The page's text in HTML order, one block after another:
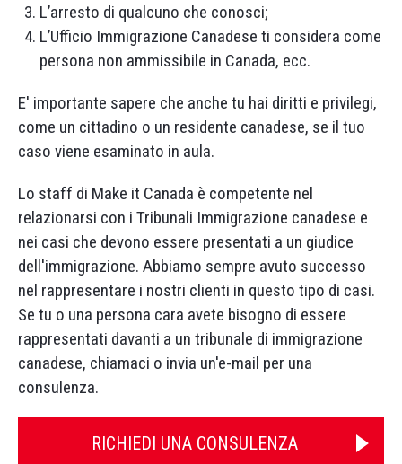
L’arresto di qualcuno che conosci;
L’Ufficio Immigrazione Canadese ti considera come
persona non ammissibile in Canada, ecc.
E' importante sapere che anche tu hai diritti e privilegi,
come un cittadino o un residente canadese, se il tuo
caso viene esaminato in aula.
Lo staff di Make it Canada è competente nel
relazionarsi con i Tribunali Immigrazione canadese e
nei casi che devono essere presentati a un giudice
dell'immigrazione. Abbiamo sempre avuto successo
nel rappresentare i nostri clienti in questo tipo di casi.
Se tu o una persona cara avete bisogno di essere
rappresentati davanti a un tribunale di immigrazione
canadese, chiamaci o invia un'e-mail per una
consulenza.
RICHIEDI UNA CONSULENZA